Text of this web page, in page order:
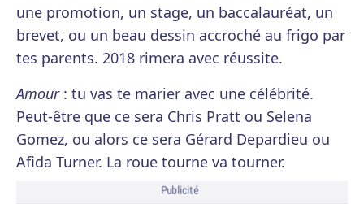
une promotion, un stage, un baccalauréat, un
brevet, ou un beau dessin accroché au frigo par
tes parents. 2018 rimera avec réussite.
Amour: tu vas te marier avec une célébrité.
Peut-être que ce sera Chris Pratt ou Selena
Gomez, ou alors ce sera Gérard Depardieu ou
Afida Turner. La roue tourne va tourner.
Publicité